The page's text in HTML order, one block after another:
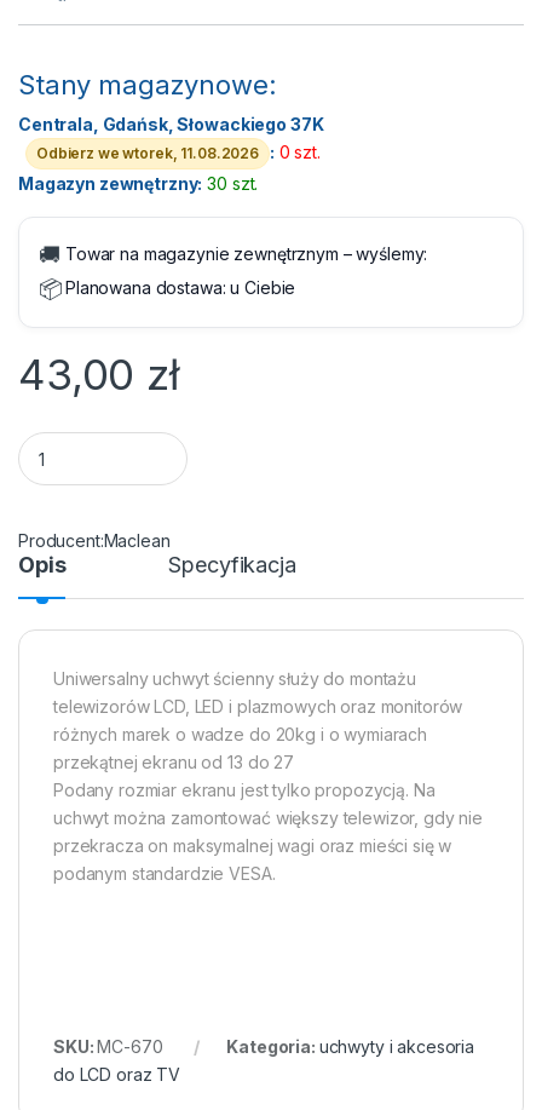
Stany magazynowe:
Centrala, Gdańsk, Słowackiego 37K
Odbierz we wtorek, 11.08.2026 : 0 szt.
Magazyn zewnętrzny: 30 szt.
🚚 Towar na magazynie zewnętrznym – wyślemy:
📦Planowana dostawa:u Ciebie
43,00 zł
Uchwyt do mocowania LCD 13" - 27" - 20 Kg Ścienny
Maclean
Opis Specyfikacja
Uniwersalny uchwyt ścienny służy do montażu
telewizorów LCD, LED i plazmowych oraz monitorów
różnych marek o wadze do 20kg i o wymiarach
przekątnej ekranu od 13 do 27
Podany rozmiar ekranu jest tylko propozycją. Na
uchwyt można zamontować większy telewizor, gdy nie
przekracza on maksymalnej wagi oraz mieści się w
podanym standardzie VESA.
SKU:MC-670 Kategoria: uchwyty i akcesoria
do LCD oraz TV